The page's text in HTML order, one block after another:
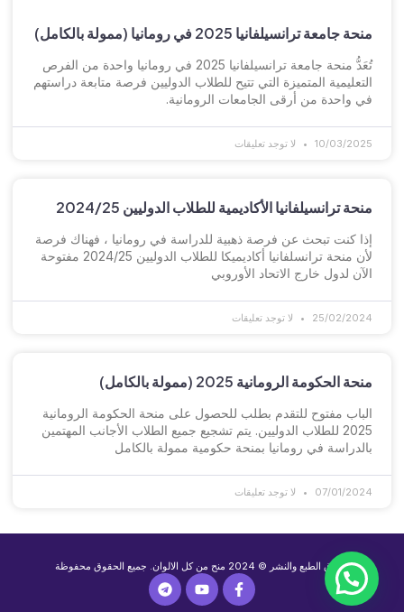
منحة جامعة ترانسيلفانيا 2025 في رومانيا (ممولة بالكامل)
تُعَدُّ منحة جامعة ترانسيلفانيا 2025 في رومانيا واحدة من الفرص
التعليمية المتميزة التي تتيح للطلاب الدوليين فرصة متابعة دراستهم
في واحدة من أرقى الجامعات الرومانية.
10/03/2025 لا توجد تعليقات
منحة ترانسيلفانيا الأكاديمية للطلاب الدوليين 2024/25
إذا كنت تبحث عن فرصة ذهبية للدراسة في رومانيا ، فهناك فرصة
لأن منحة ترانسلفانيا أكاديميكا للطلاب الدوليين 2024/25 مفتوحة
الآن لدول خارج الاتحاد الأوروبي
25/02/2024 لا توجد تعليقات
منحة الحكومة الرومانية 2025 (ممولة بالكامل)
الباب مفتوح للتقدم بطلب للحصول على منحة الحكومة الرومانية
2025 للطلاب الدوليين. يتم تشجيع جميع الطلاب الأجانب المهتمين
بالدراسة في رومانيا بمنحة حكومية ممولة بالكامل
07/01/2024 لا توجد تعليقات
حقوق الطبع والنشر © 2024 منح من كل الالوان. جميع الحقوق محفوظة